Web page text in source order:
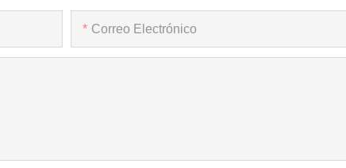
Correo Electrónico